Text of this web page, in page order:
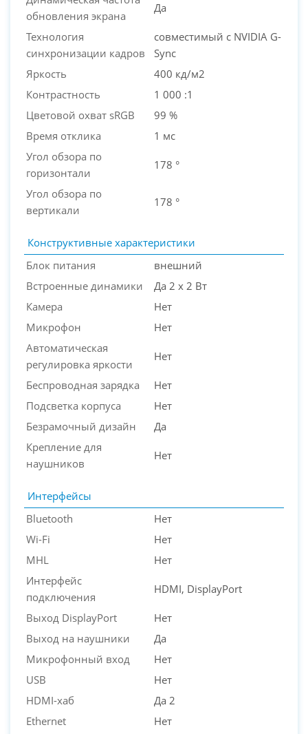
обновления экрана
Да
Технология
синхронизации кадров
совместимый с NVIDIA G-
Sync
Яркость
400 кд/м2
Контрастность
1 000 :1
Цветовой охват sRGB
99 %
Время отклика
1 мс
Угол обзора по
горизонтали
178 °
Угол обзора по
вертикали
178 °
Конструктивные характеристики
Блок питания
внешний
Встроенные динамики
Да 2 x 2 Вт
Камера
Нет
Микрофон
Нет
Автоматическая
регулировка яркости
Нет
Беспроводная зарядка
Нет
Подсветка корпуса
Нет
Безрамочный дизайн
Да
Крепление для
наушников
Нет
Интерфейсы
Bluetooth
Нет
Wi-Fi
Нет
MHL
Нет
Интерфейс
подключения
HDMI, DisplayPort
Выход DisplayPort
Нет
Выход на наушники
Да
Микрофонный вход
Нет
USB
Нет
HDMI-хаб
Да 2
Ethernet
Нет